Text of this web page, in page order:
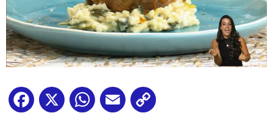
Facebook
X WhatsApp
Email